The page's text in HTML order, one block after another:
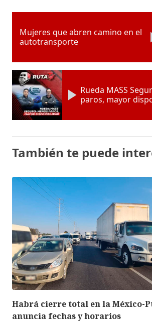
Mujeres que abren camino en el
autotransporte
Rueda MASS
paros, mayor
También te puede
Habrá cierre total en la México-
anuncia fechas y horarios